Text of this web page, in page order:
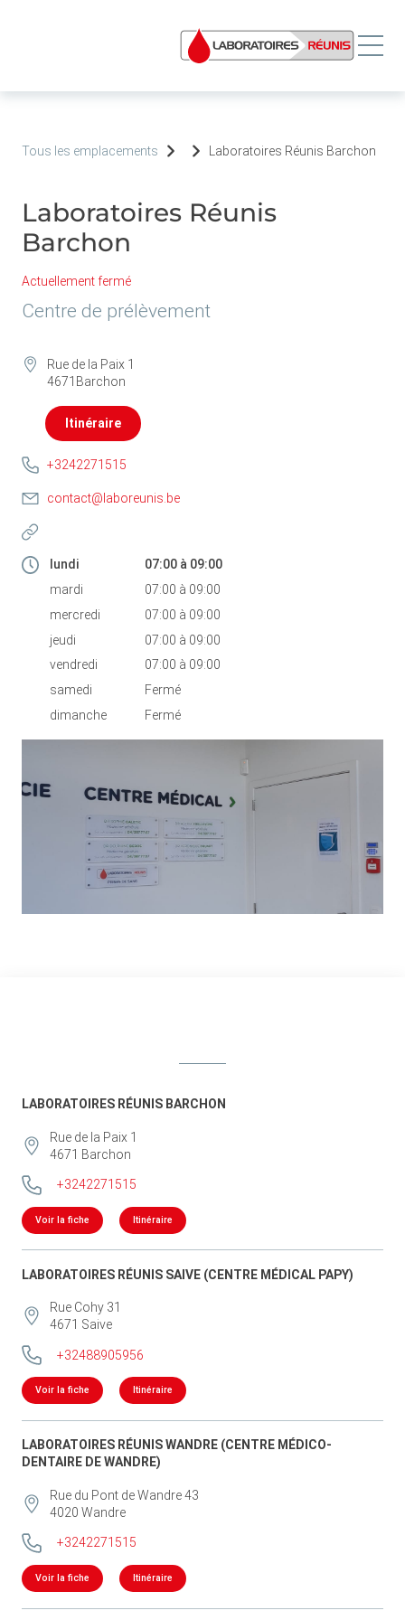
Tous les emplacements Laboratoires Réunis Barchon
Laboratoires Réunis
Barchon
Actuellement fermé
Centre de prélèvement
Rue de la Paix 1
4671 Barchon
Itinéraire
+3242271515
contact@laboreunis.be
lundi 07:00à 09:00
mardi
07:00 à 09:00
mercredi
07:00 à 09:00
jeudi
07:00 à 09:00
vendredi
07:00 à 09:00
samedi
Fermé
dimanche
Fermé
LABORATOIRES RÉUNIS BARCHON
Rue de la Paix 1
4671 Barchon
+3242271515
Voir la fiche Itinéraire
LABORATOIRES RÉUNIS SAIVE (CENTRE MÉDICAL PAPY)
Rue Cohy 31
4671 Saive
+32488905956
Voir la fiche Itinéraire
LABORATOIRES RÉUNIS WANDRE (CENTRE MÉDICO-
DENTAIRE DE WANDRE)
Rue du Pont de Wandre 43
4020 Wandre
+3242271515
Voir la fiche Itinéraire